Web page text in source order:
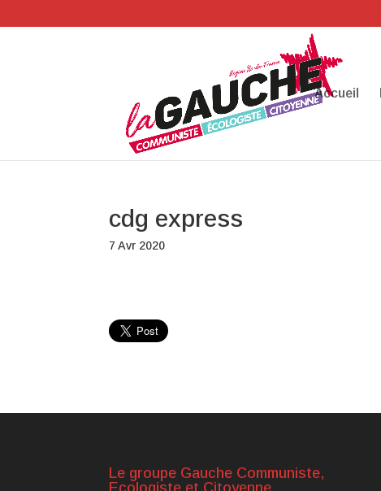
Accueil
cdg express
7 Avr 2020
Le groupe Gauche Communiste,
Ecologiste et Citoyenne